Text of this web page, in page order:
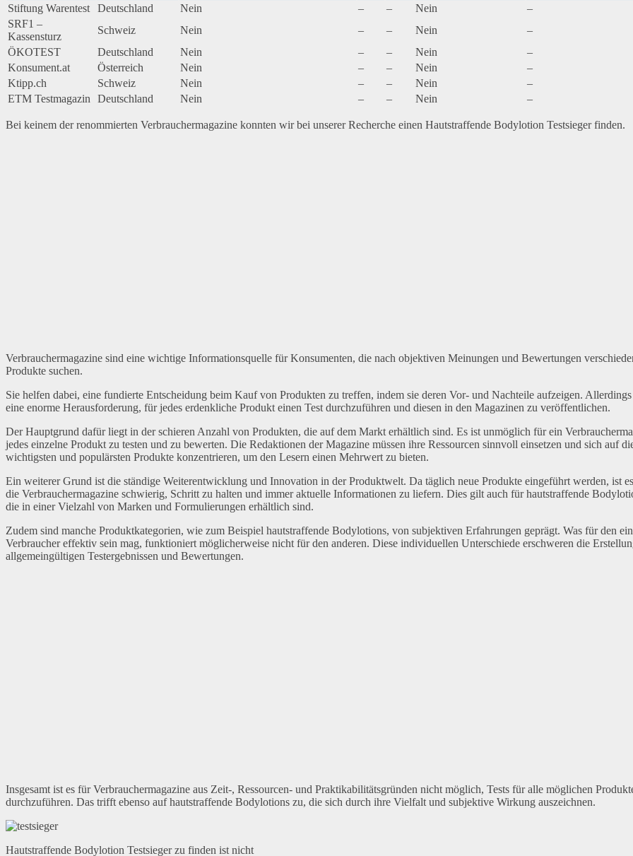
Stiftung Warentest Deutschland Nein – – Nein
–
SRF1 –
Kassensturz
Schweiz Nein – – Nein
–
ÖKOTEST
Deutschland Nein – – Nein
–
Konsument.at
Österreich Nein – – Nein
–
Ktipp.ch
Schweiz Nein – – Nein
–
ETM Testmagazin
Deutschland Nein – – Nein –
Bei keinem der renommierten Verbrauchermagazine konnten wir bei unserer Recherche einen Hautstraffende Bodylotion Testsieger finden.
Verbrauchermagazine sind eine wichtige Informationsquelle für Konsumenten, die nach objektiven Meinungen und Bewertungen
Produkte suchen.
Sie helfen dabei, eine fundierte Entscheidung beim Kauf von Produkten zu treffen, indem sie deren Vor- und Nachteile aufzeigen. Allerdings
eine enorme Herausforderung, für jedes erdenkliche Produkt einen Test durchzuführen und diesen in den Magazinen zu veröffentlichen.
Der Hauptgrund dafür liegt in der schieren Anzahl von Produkten, die auf dem Markt erhältlich sind. Es ist unmöglich für ein
jedes einzelne Produkt zu testen und zu bewerten. Die Redaktionen der Magazine müssen ihre Ressourcen sinnvoll einsetzen und sich auf
wichtigsten und populärsten Produkte konzentrieren, um den Lesern einen Mehrwert zu bieten.
Ein weiterer Grund ist die ständige Weiterentwicklung und Innovation in der Produktwelt. Da täglich neue Produkte eingeführt werden, ist
die Verbrauchermagazine schwierig, Schritt zu halten und immer aktuelle Informationen zu liefern. Dies gilt auch für hautstraffende
die in einer Vielzahl von Marken und Formulierungen erhältlich sind.
Zudem sind manche Produktkategorien, wie zum Beispiel hautstraffende Bodylotions, von subjektiven Erfahrungen geprägt. Was für den
Verbraucher effektiv sein mag, funktioniert möglicherweise nicht für den anderen. Diese individuellen Unterschiede erschweren die
allgemeingültigen Testergebnissen und Bewertungen.
Insgesamt ist es für Verbrauchermagazine aus Zeit-, Ressourcen- und Praktikabilitätsgründen nicht möglich, Tests für alle möglichen
durchzuführen. Das trifft ebenso auf hautstraffende Bodylotions zu, die sich durch ihre Vielfalt und subjektive Wirkung auszeichnen.
Hautstraffende Bodylotion Testsieger zu finden ist nicht